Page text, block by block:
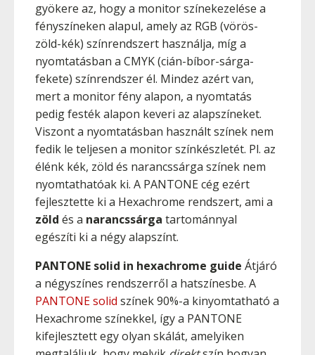
gyökere az, hogy a monitor színekezelése a
fényszíneken alapul, amely az RGB (vörös-
zöld-kék) színrendszert használja, míg a
nyomtatásban a CMYK (cián-bíbor-sárga-
fekete) színrendszer él. Mindez azért van,
mert a monitor fény alapon, a nyomtatás
pedig festék alapon keveri az alapszíneket.
Viszont a nyomtatásban használt színek nem
fedik le teljesen a monitor színkészletét. Pl. az
élénk kék, zöld és narancssárga színek nem
nyomtathatóak ki. A PANTONE cég ezért
fejlesztette ki a Hexachrome rendszert, ami a
zöld és a narancssárga tartománnyal
egészíti ki a négy alapszínt.
PANTONE solid in hexachrome guide Átjáró
a négyszínes rendszerről a hatszínesbe. A
PANTONE solid színek 90%-a kinyomtatható a
Hexachrome színekkel, így a PANTONE
kifejlesztett egy olyan skálát, amelyiken